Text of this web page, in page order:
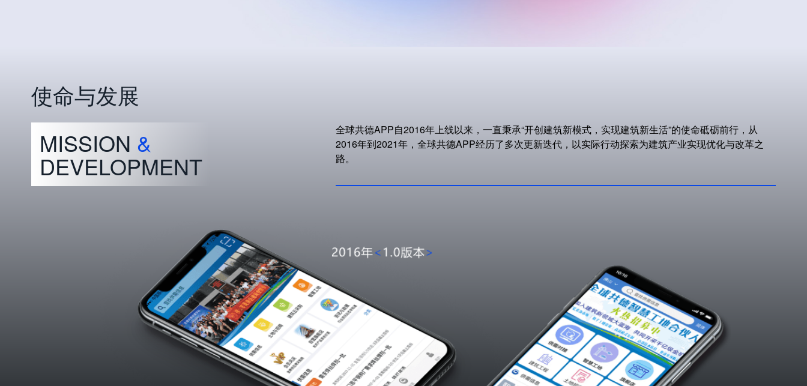
使命与发展
MISSION &
DEVELOPMENT
全球共德APP自2016年上线以来，一直秉承“开创建筑新模式，实现建筑新生活”的使命砥砺前行，从
2016年到2021年，全球共德APP经历了多次更新迭代，以实际行动探索为建筑产业实现优化与改革之
路。